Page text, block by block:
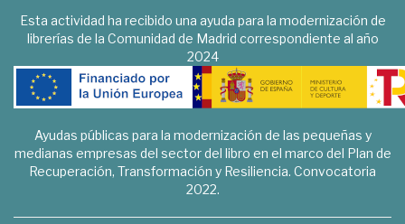
Esta actividad ha recibido una ayuda para la modernización de
librerías de la Comunidad de Madrid correspondiente al año
2024
Ayudas públicas para la modernización de las pequeñas y
medianas empresas del sector del libro en el marco del Plan de
Recuperación, Transformación y Resiliencia. Convocatoria
2022.